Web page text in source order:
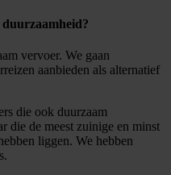
vervoer. We gaan
aanbieden als alternatief
die ook duurzaam
die de meest zuinige en minst
liggen. We hebben